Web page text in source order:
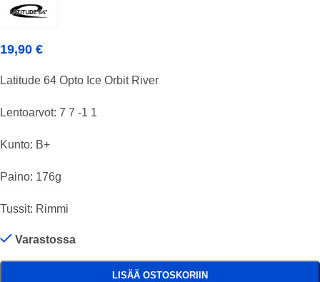
19,90 €
Latitude 64 Opto Ice Orbit River
Lentoarvot: 7 7 -1 1
Kunto: B+
Paino: 176g
Tussit: Rimmi
Varastossa
LISÄÄ OSTOSKORIIN